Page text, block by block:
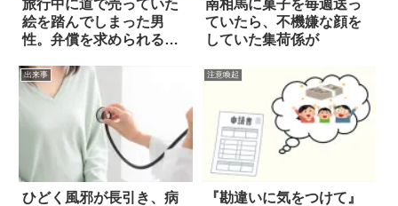
旅行中に道で売っていた
絵を踏んでしまった男
性。弁償を求められる
南相馬に菓子を毎週送っ
ていたら、不機嫌な顔を
していた集荷係が
出来事
ひどく風邪が長引き、病
注意喚起
『勘違いに気をつけて』